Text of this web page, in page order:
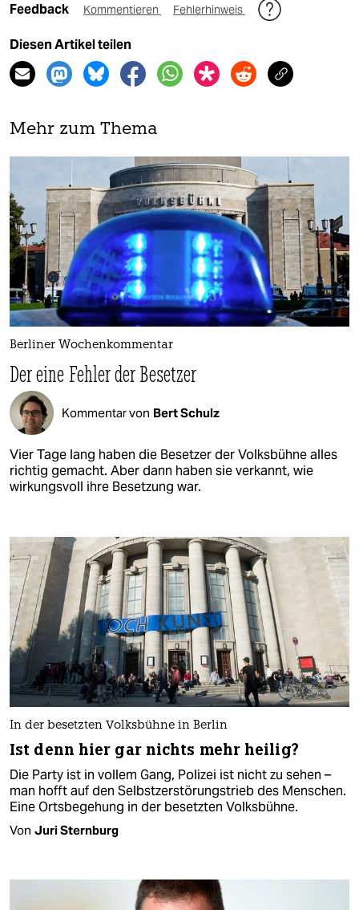
Feedback Kommentieren Fehlerhinweis
Diesen Artikel teilen
Mehr zum Thema
Berliner Wochenkommentar
Der eine Fehler der Besetzer
Kommentar von Bert Schulz
Vier Tage lang haben die Besetzer der Volksbühne alles
richtig gemacht. Aber dann haben sie verkannt, wie
wirkungsvoll ihre Besetzung war.
In der besetzten Volksbühne in Berlin
Ist denn hier gar nichts mehr heilig?
Die Party ist in vollem Gang, Polizei ist nicht zu sehen –
man hofft auf den Selbstzerstörungstrieb des Menschen.
Eine Ortsbegehung in der besetzten Volksbühne.
Von Juri Sternburg